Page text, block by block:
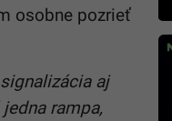
osobne pozrieť
aj
rampa,